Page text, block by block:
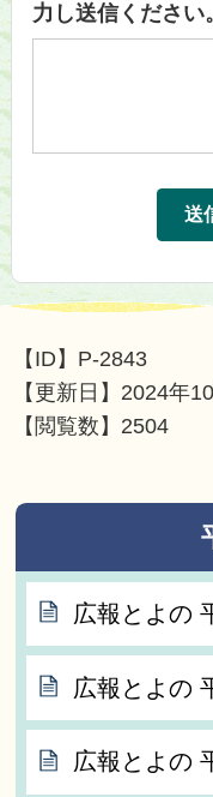
力し送信ください
【ID】 P-2843
【更新日】 2024年
【閲覧数】 2504
広報とよの
広報とよの
広報とよの